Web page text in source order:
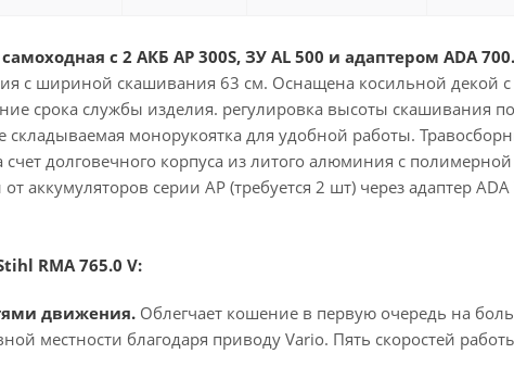
с 2 АКБ AP 300S, ЗУ AL 500 и адаптером ADA 700.
с шириной скашивания 63 см. Оснащена косильной
срока службы изделия. регулировка высоты скашивания
складываемая монорукоятка для удобной работы.
долговечного корпуса из литого алюминия с
аккумуляторов серии AP (требуется 2 шт) через адаптер
RMA 765.0 V:
движения. Облегчает кошение в первую очередь на
местности благодаря приводу Vario. Пять скоростей